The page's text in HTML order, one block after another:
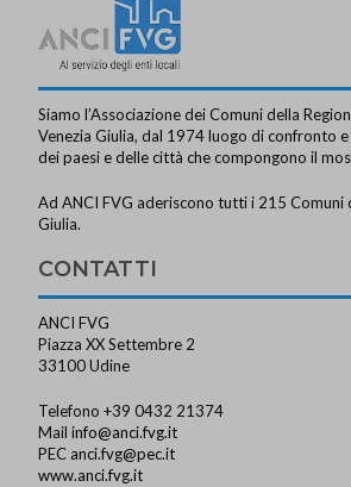
Siamo l’Associazione dei Comuni della
Venezia Giulia, dal 1974 luogo di confronto
dei paesi e delle città che compongono il
Ad ANCI FVG aderiscono tutti i 215 Comuni
Giulia.
CONTATTI
ANCI FVG
Piazza XX Settembre 2
33100 Udine
Telefono +39 0432 21374
Mailinfo@anci.fvg.it
PEC anci.fvg@pec.it
www.anci.fvg.it